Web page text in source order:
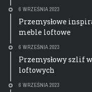
6 WRZEŚNIA 2023
Przemysłowe
meble loftowe
6 WRZEŚNIA 2023
Przemysłowy szlif
loftowych
6 WRZEŚNIA 2023